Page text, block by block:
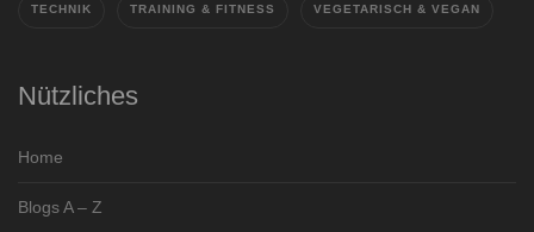
TECHNIK TRAINING & FITNESS VEGETARISCH & VEGAN
Nützliches
Home
Blogs A – Z